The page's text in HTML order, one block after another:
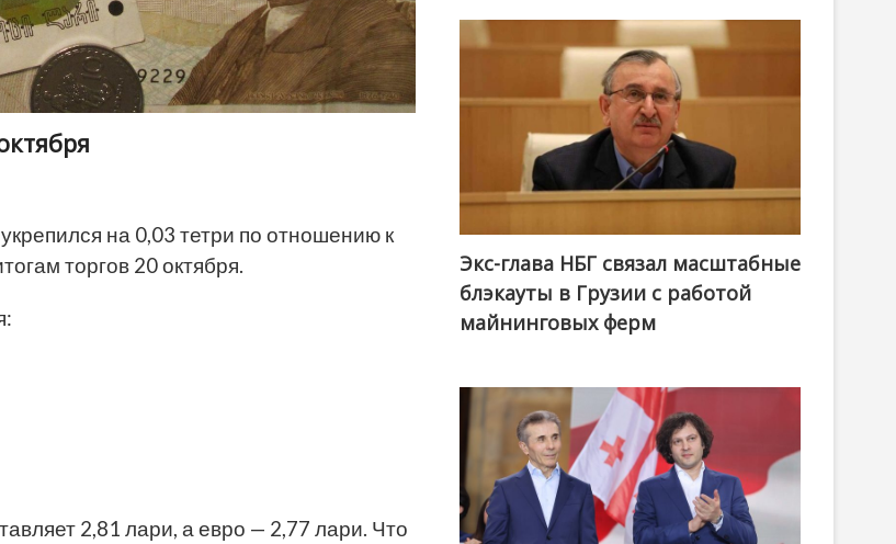
на 0,03 тетри по отношению к
торгов 20 октября.
2,81 лари, а евро — 2,77 лари. Что
Экс-глава НБГ связал масштабные
блэкауты в Грузии с работой
майнинговых ферм